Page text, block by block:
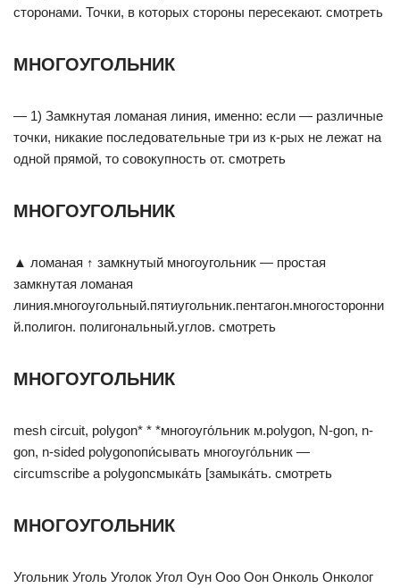
сторонами. Точки, в которых стороны пересекают. смотреть
МНОГОУГОЛЬНИК
— 1) Замкнутая ломаная линия, именно: если — различные
точки, никакие последовательные три из к-рых не лежат на
одной прямой, то совокупность от. смотреть
МНОГОУГОЛЬНИК
▲ ломаная ↑ замкнутый многоугольник — простая
замкнутая ломаная
линия.многоугольный.пятиугольник.пентагон.многосторонни
й.полигон. полигональный.углов. смотреть
МНОГОУГОЛЬНИК
mesh circuit, polygon* * *многоуго́льник м.polygon, N-gon, n-
gon, n-sided polygonопи́сывать многоуго́льник —
circumscribe a polygonсмыка́ть [замыка́ть. смотреть
МНОГОУГОЛЬНИК
Угольник Уголь Уголок Угол Оун Ооо Оон Онколь Онколог